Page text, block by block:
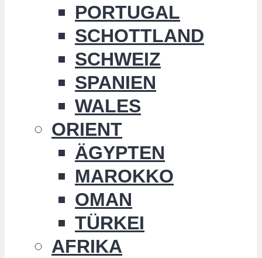
PORTUGAL
SCHOTTLAND
SCHWEIZ
SPANIEN
WALES
ORIENT
ÄGYPTEN
MAROKKO
OMAN
TÜRKEI
AFRIKA